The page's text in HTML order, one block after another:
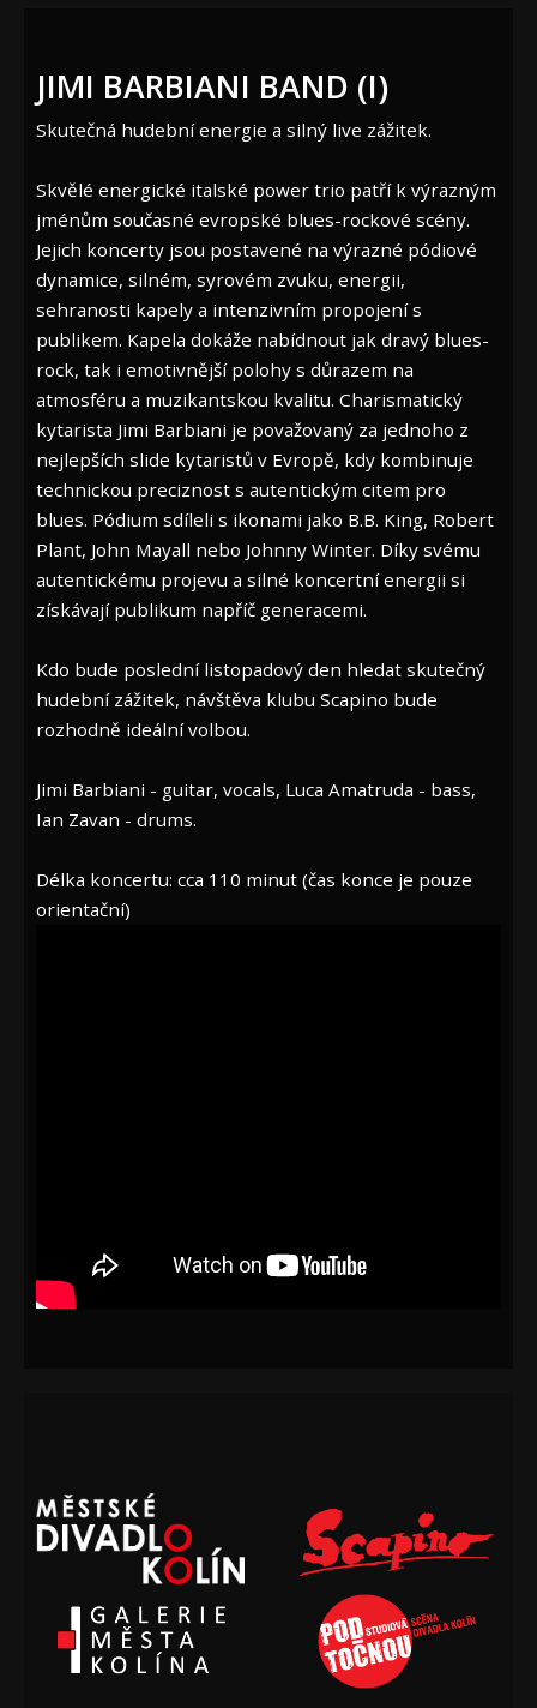
JIMI BARBIANI BAND (I)
Skutečná hudební energie a silný live zážitek.
Skvělé energické italské power trio patří k výrazným
jménům současné evropské blues-rockové scény.
Jejich koncerty jsou postavené na výrazné pódiové
dynamice, silném, syrovém zvuku, energii,
sehranosti kapely a intenzivním propojení s
publikem. Kapela dokáže nabídnout jak dravý blues-
rock, tak i emotivnější polohy s důrazem na
atmosféru a muzikantskou kvalitu. Charismatický
kytarista Jimi Barbiani je považovaný za jednoho z
nejlepších slide kytaristů v Evropě, kdy kombinuje
technickou preciznost s autentickým citem pro
blues. Pódium sdíleli s ikonami jako B.B. King, Robert
Plant, John Mayall nebo Johnny Winter. Díky svému
autentickému projevu a silné koncertní energii si
získávají publikum napříč generacemi.
Kdo bude poslední listopadový den hledat skutečný
hudební zážitek, návštěva klubu Scapino bude
rozhodně ideální volbou.
Jimi Barbiani - guitar, vocals, Luca Amatruda - bass,
Ian Zavan - drums.
Délka koncertu: cca 110 minut (čas konce je pouze
orientační)